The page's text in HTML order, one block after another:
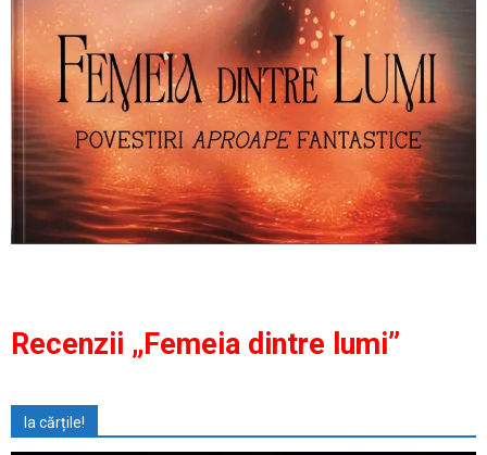
Recenzii „Femeia dintre lumi”
Ia cărțile!